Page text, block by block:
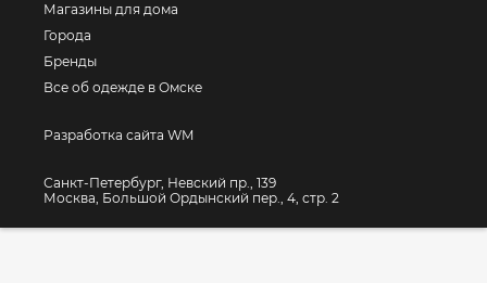
Магазины для дома
Города
Бренды
Все об одежде в Омске
Разработка сайта WM
Санкт-Петербург, Невский пр., 139
Москва, Большой Ордынский пер., 4, стр. 2